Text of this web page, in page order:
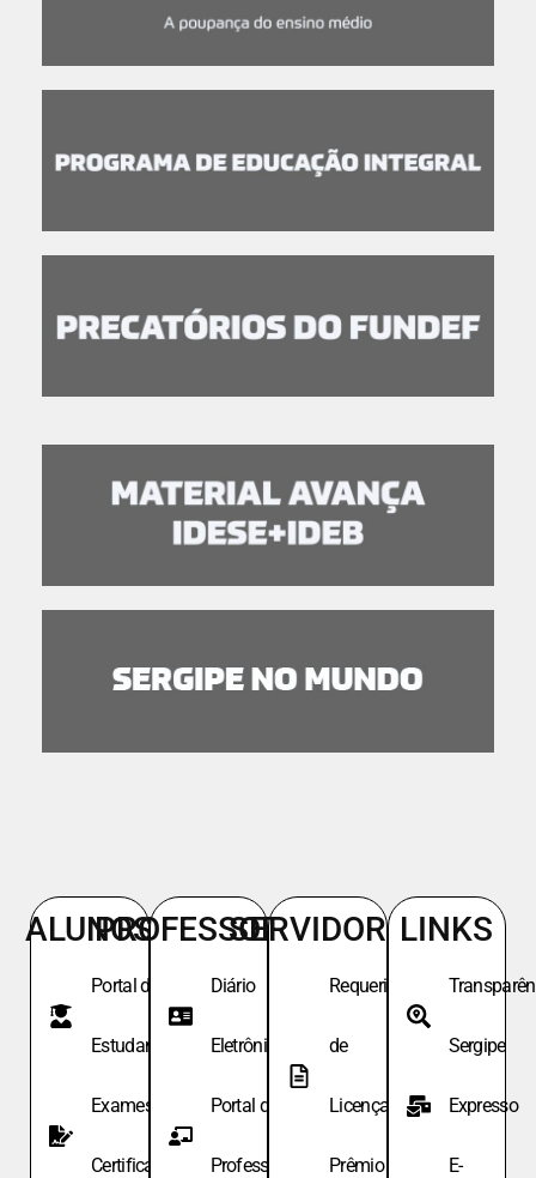
ALUNOS
Portal do
Estudante
Exames de
Certificação
PROFESSORES
Diário
Eletrônico
Portal do
Professor
SERVIDORES
Requeri.
de
Licença
Prêmio
LINKS
Sergipe
Expresso
E-